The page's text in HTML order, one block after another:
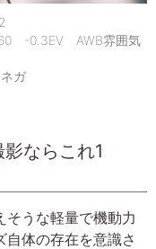
-0.3EV AWB雰囲気
ガ
ならこれ1
そうな軽量で機動力
体の存在を意識さ